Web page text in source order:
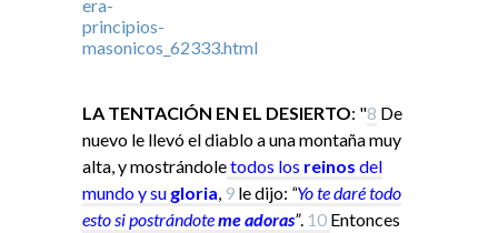
LA TENTACIÓN EN EL DESIERTO: "8 De
nuevo le llevó el diablo a una montaña muy
alta, y mostrándoletodos los reinos del
mundo y su gloria, 9 le dijo: “Yote daré todo
esto sipostrándoteme adoras”. 10 Entonces